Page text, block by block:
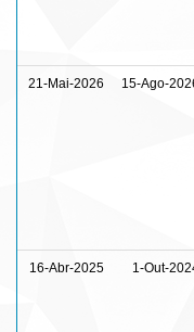
21-Mai-2026 15-Ago-
16-Abr-2025 1-Out-